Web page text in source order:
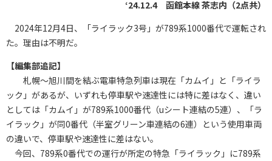
‘24.12.4 函館本線 茶志内（2点共）
2024年12月4日、「ライラック3号」が789系1000番代で運転され
た。理由は不明だ。
【編集部追記】
札幌～旭川間を結ぶ電車特急列車は現在「カムイ」と「ライラ
ック」があるが、いずれも停車駅や速達性には特に差はなく、違い
としては「カムイ」が789系1000番代（uシート連結の5連）、「ラ
イラック」が同0番代（半室グリーン車連結の6連）という使用車両
の違いで、停車駅や速達性に差はない。
今回、789系0番代での運行が所定の特急「ライラック」に789系